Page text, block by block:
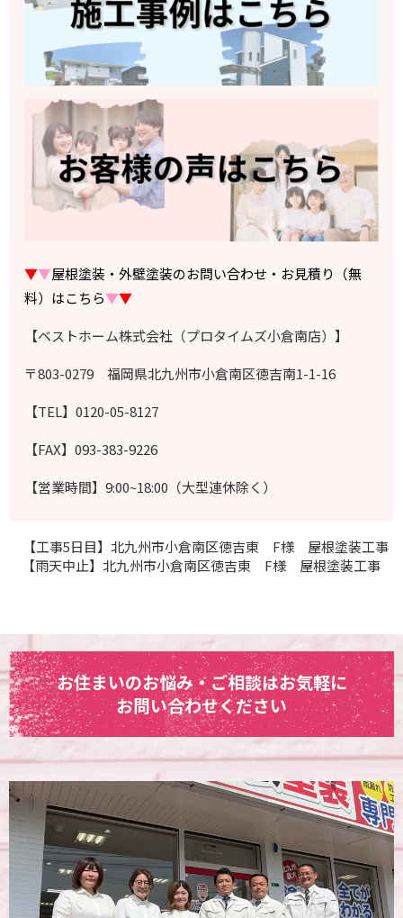
▼▼屋根塗装・外壁塗装のお問い合わせ・お見積り（無
料）はこちら▼▼
【ベストホーム株式会社（プロタイムズ小倉南店）】
〒803-0279 福岡県北九州市小倉南区徳吉南1-1-16
【TEL】0120-05-8127
【FAX】093-383-9226
【営業時間】9:00~18:00（大型連休除く）
【工事5日目】北九州市小倉南区徳吉東 F様 屋根塗装工事
【雨天中止】北九州市小倉南区徳吉東 F様 屋根塗装工事
お住まいのお悩み・ご相談はお気軽に
お問い合わせください